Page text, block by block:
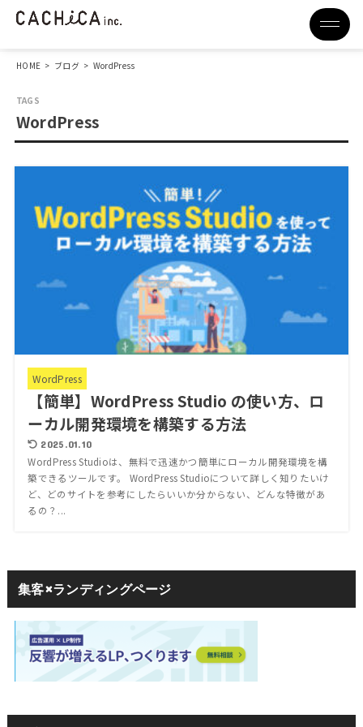
HOME > ブログ > WordPress
WordPress
WordPress
【簡単】WordPress Studio の使い方、ロ
ーカル開発環境を構築する方法
2025.01.10
WordPress Studioは、無料で迅速かつ簡単にローカル開発環境を構
築できるツールです。 WordPress Studioについて詳しく知りたいけ
ど、どのサイトを参考にしたらいいか分からない、どんな特徴があ
るの？...
集客×ランディングページ